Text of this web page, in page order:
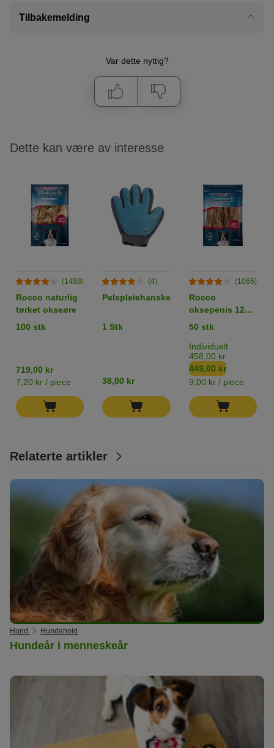
Tilbakemelding
Var dette nyttig?
Relaterte artikler
Hund Hundehold
Hundeår i menneskeår
Dette kan være av interesse
(1488)
Rocco naturlig
tørket okseøre
100 stk
719,00 kr
7,20 kr / piece
(4)
Pelspleiehanske
1 Stk
38,00 kr
(1065)
Rocco
oksepenis 12
cm
50 stk
Individuelt
458,00 kr
449,00 kr
9,00 kr / piece